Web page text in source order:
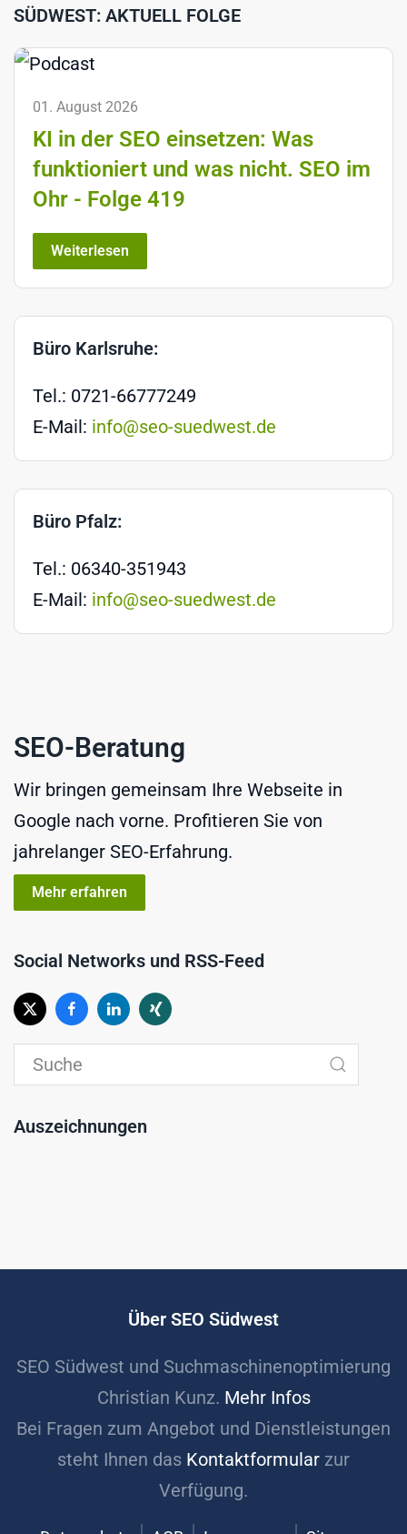
SÜDWEST: AKTUELL FOLGE
01. August 2026
KI in der SEO einsetzen: Was
funktioniert und was nicht. SEO im
Ohr - Folge 419
Weiterlesen
Büro Karlsruhe:
Tel.: 0721-66777249
E-Mail: info@seo-suedwest.de
Büro Pfalz:
Tel.: 06340-351943
E-Mail: info@seo-suedwest.de
SEO-Beratung
Wir bringen gemeinsam Ihre Webseite in
Google nach vorne. Profitieren Sie von
jahrelanger SEO-Erfahrung.
Mehr erfahren
Social Networks und RSS-Feed
Auszeichnungen
Über SEO Südwest
SEO Südwest und Suchmaschinenoptimierung
Christian Kunz. Mehr Infos
Bei Fragen zum Angebot und Dienstleistungen
steht Ihnen das Kontaktformular zur
Verfügung.